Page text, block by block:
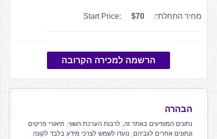
מחיר התחלתי: $70
Start Price:
הרשמה למכירה הקרובה
הבהרה
נתונים המופיעים באתר זה, לרבות הערכת השווי, תיאורי פריטים
ונתונים אחרים לגביהם, נועדו לשמש לצרכי מידע בלבד לקונה